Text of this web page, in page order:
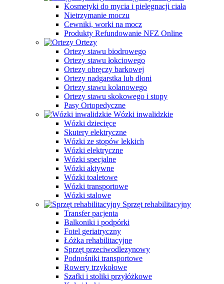
Kosmetyki do mycia i pielęgnacji ciała
Nietrzymanie moczu
Cewniki, worki na mocz
Produkty Refundowanie NFZ Online
Ortezy
Ortezy stawu biodrowego
Ortezy stawu łokciowego
Ortezy obręczy barkowej
Ortezy nadgarstka lub dłoni
Ortezy stawu kolanowego
Ortezy stawu skokowego i stopy
Pasy Ortopedyczne
Wózki inwalidzkie
Wózki dziecięce
Skutery elektryczne
Wózki ze stopów lekkich
Wózki elektryczne
Wózki specjalne
Wózki aktywne
Wózki toaletowe
Wózki transportowe
Wózki stalowe
Sprzęt rehabilitacyjny
Transfer pacjenta
Balkoniki i podpórki
Fotel geriatryczny
Łóżka rehabilitacyjne
Sprzęt przeciwodlezynowy
Podnośniki transportowe
Rowery trzykołowe
Szafki i stoliki przyłóżkowe